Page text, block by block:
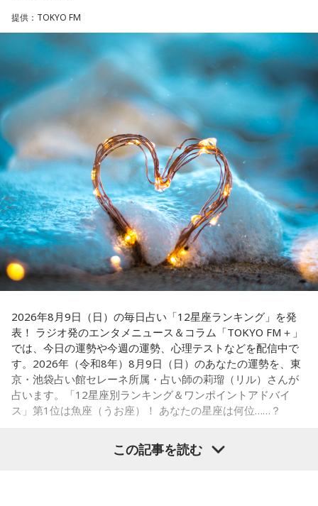
「ニッポン放送ショウアップナイター ヤクルト×DeNA」
■放送日時：8月15日（土） 17時50分～試合終了 （延長対
応あり）
■スペシャルゲスト解説：髙津臣吾
■実況：師岡正雄アナウンサー
■番組X：@showup1242
■ハッシュタグ：#ショウアップナイター #60n
■メールアドレス：89@1242.com
■番組ホームページ：https://www.1242.com/showup
ドといえる髙津が8月15日（土）に神宮球場で行われる「ヤ
クルト×DeNA」に『ニッポン放送ショウアップナイター』の
スペシャルゲスト解説として登場する。現役時代は『ニッポ
ン放送ショウアップナイター』の事前情報番組でレギュラー
出演コーナーを持つなど、ニッポン放送リスナーにはお馴染
みの髙津だが、『ニッポン放送ショウアップナイター』で解
説を務めるのは2013年以来、13年ぶりとなる。
ペナントレースも終盤に差し掛かり、古巣・ヤクルトにとっ
て勝負の夏となる神宮球場の一戦での髙津氏ならではの視点
に注目が集まる。
『ニッポン放送ショウアップナイター』では、今後も60周年
のアニバーサリーイヤーにふさわしい球界のレジェンドたち
がスペシャルゲスト解説者として登場する。さらに、リスナ
ーにとって嬉しい夏の味覚や現金が当たるプレゼント企画も
実施する。
■髙津臣吾 コメント
「ショウアップナイター」をお聴きの皆さま、ご無沙汰して
ペナントレース終盤の神宮球場、一つ一つのプレーの重みが
提供：TOKYO FM
2026年8月9日（日）の毎日占い「12星座ランキング」を発
表！ ラジオ発のエンタメニュース＆コラム「TOKYO FM＋」
では、今日の運勢や今週の運勢、心理テストなどを配信中で
す。2026年（令和8年）8月9日（日）のあなたの運勢を、東
京・池袋占い館セレーネ所属・占い師の莉瑠（リル）さんが
占います。「12星座別ランキング＆ワンポイントアドバイ
ス」第1位は魚座（うお座）！ あなたの星座は何位……？
この記事を読む